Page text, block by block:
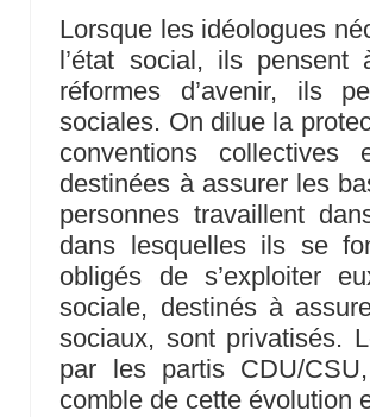
Lorsque les idéologues
l’état social, ils pensent
réformes d’avenir, ils
sociales. On dilue la
conventions
destinées à assurer les
personnes travaillent
dans lesquelles ils se
obligés de s’exploiter
sociale, destinés à
sociaux, sont privatisés.
par les partis CDU/
comble de cette évolution